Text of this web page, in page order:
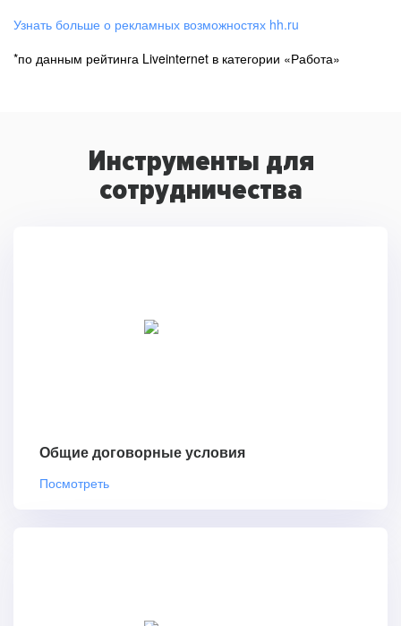
Узнать больше о рекламных возможностях hh.ru
*по данным рейтинга Liveinternet в категории «Работа»
Инструменты для
сотрудничества
Общие договорные условия
Посмотреть